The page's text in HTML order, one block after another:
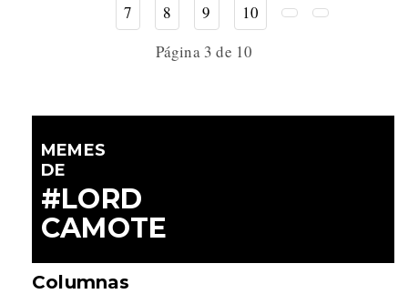
7
8 9
10
Página 3 de 10
MEMES
DE
#LORD
CAMOTE
Columnas